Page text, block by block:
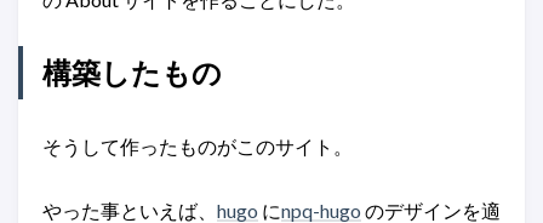
構築したもの
そうして作ったものがこのサイト。
やった事といえば、 hugo にnpq-hugo のデザインを適